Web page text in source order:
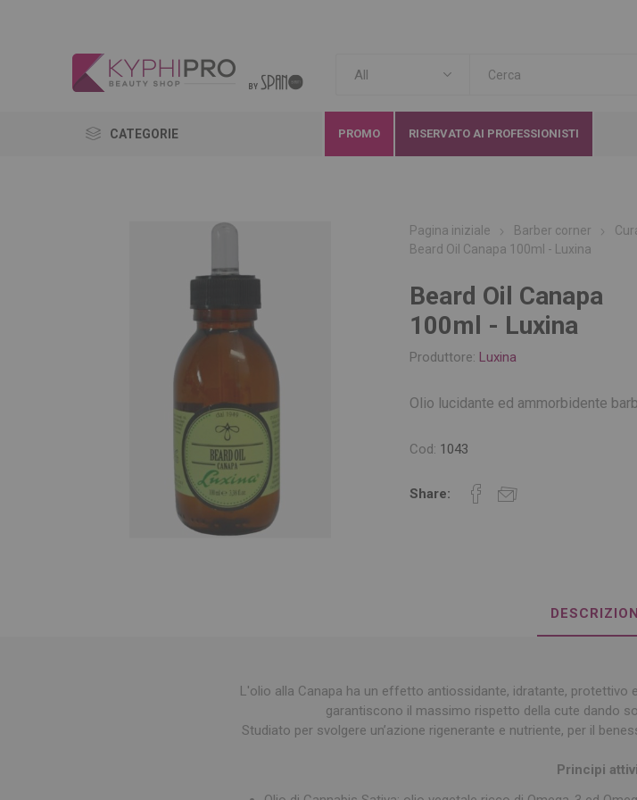
CATEGORIE PROMO RISERVATO AI PROFESSIONISTI
Pagina iniziale Barber corner
Beard Oil Canapa 100ml - Luxina
Beard Oil Canapa
100ml - Luxina
Produttore: Luxina
Olio lucidante ed ammorbidente
Cod: 1043
Share:
L'olio alla Canapa ha un effetto antiossidante, idratante, protettivo
garantiscono il massimo rispetto della cute dando
Studiato per svolgere un’azione rigenerante e nutriente, per il
Principi